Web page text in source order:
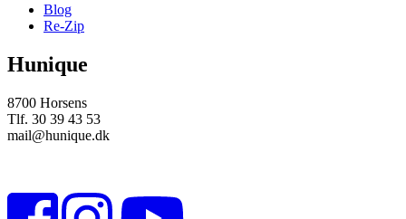
Blog
Re-Zip
Hunique
8700 Horsens
Tlf. 30 39 43 53
mail@hunique.dk